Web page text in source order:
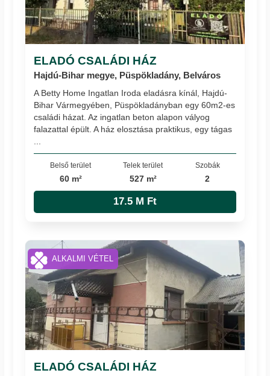
ELADÓ CSALÁDI HÁZ
Hajdú-Bihar megye, Püspökladány, Belváros
A Betty Home Ingatlan Iroda eladásra kínál, Hajdú-
Bihar Vármegyében, Püspökladányban egy 60m2-es
családi házat. Az ingatlan beton alapon vályog
falazattal épült. A ház elosztása praktikus, egy tágas
...
Belső terület
60 m²
Telek terület
527 m²
Szobák
2
17.5 M Ft
ELADÓ CSALÁDI HÁZ
ALKALMI VÉTEL